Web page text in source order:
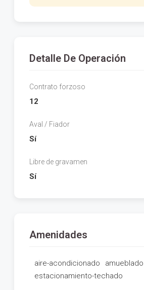
Detalle De Operación
Contrato forzoso
12
Aval / Fiador
Sí
Libre de gravamen
Sí
Amenidades
aire-acondicionado
amueblado
estacionamiento-techado